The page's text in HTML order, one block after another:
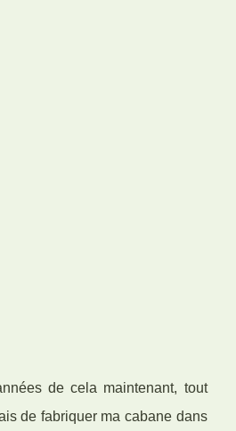
de cela maintenant, tout
de fabriquer ma cabane dans